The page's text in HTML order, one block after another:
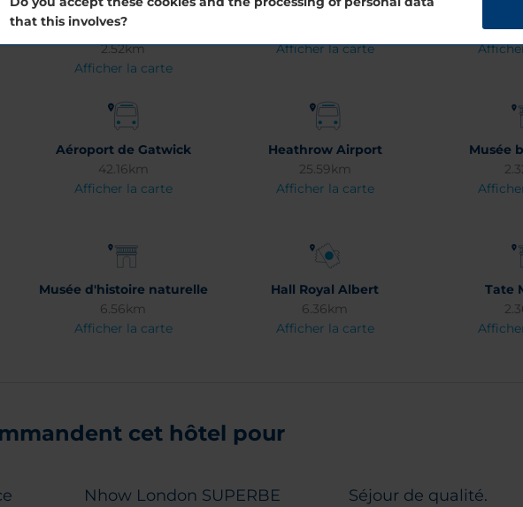
Piccadilly Circus (Centre-
Ville)
2.52km
Afficher la carte
Moorfields Eye Hospital
Afficher la carte
Aéroport
Aéroport de Gatwick
42.16km
Afficher la carte
Heathrow Airport
25.59km
Afficher la carte
Musée
Musée d'histoire naturelle
6.56km
Afficher la carte
Hall Royal Albert
6.36km
Afficher la carte
Tate
cet hôtel pour
Nhow London SUPERBE
Séjour de qualité.
that this involves?